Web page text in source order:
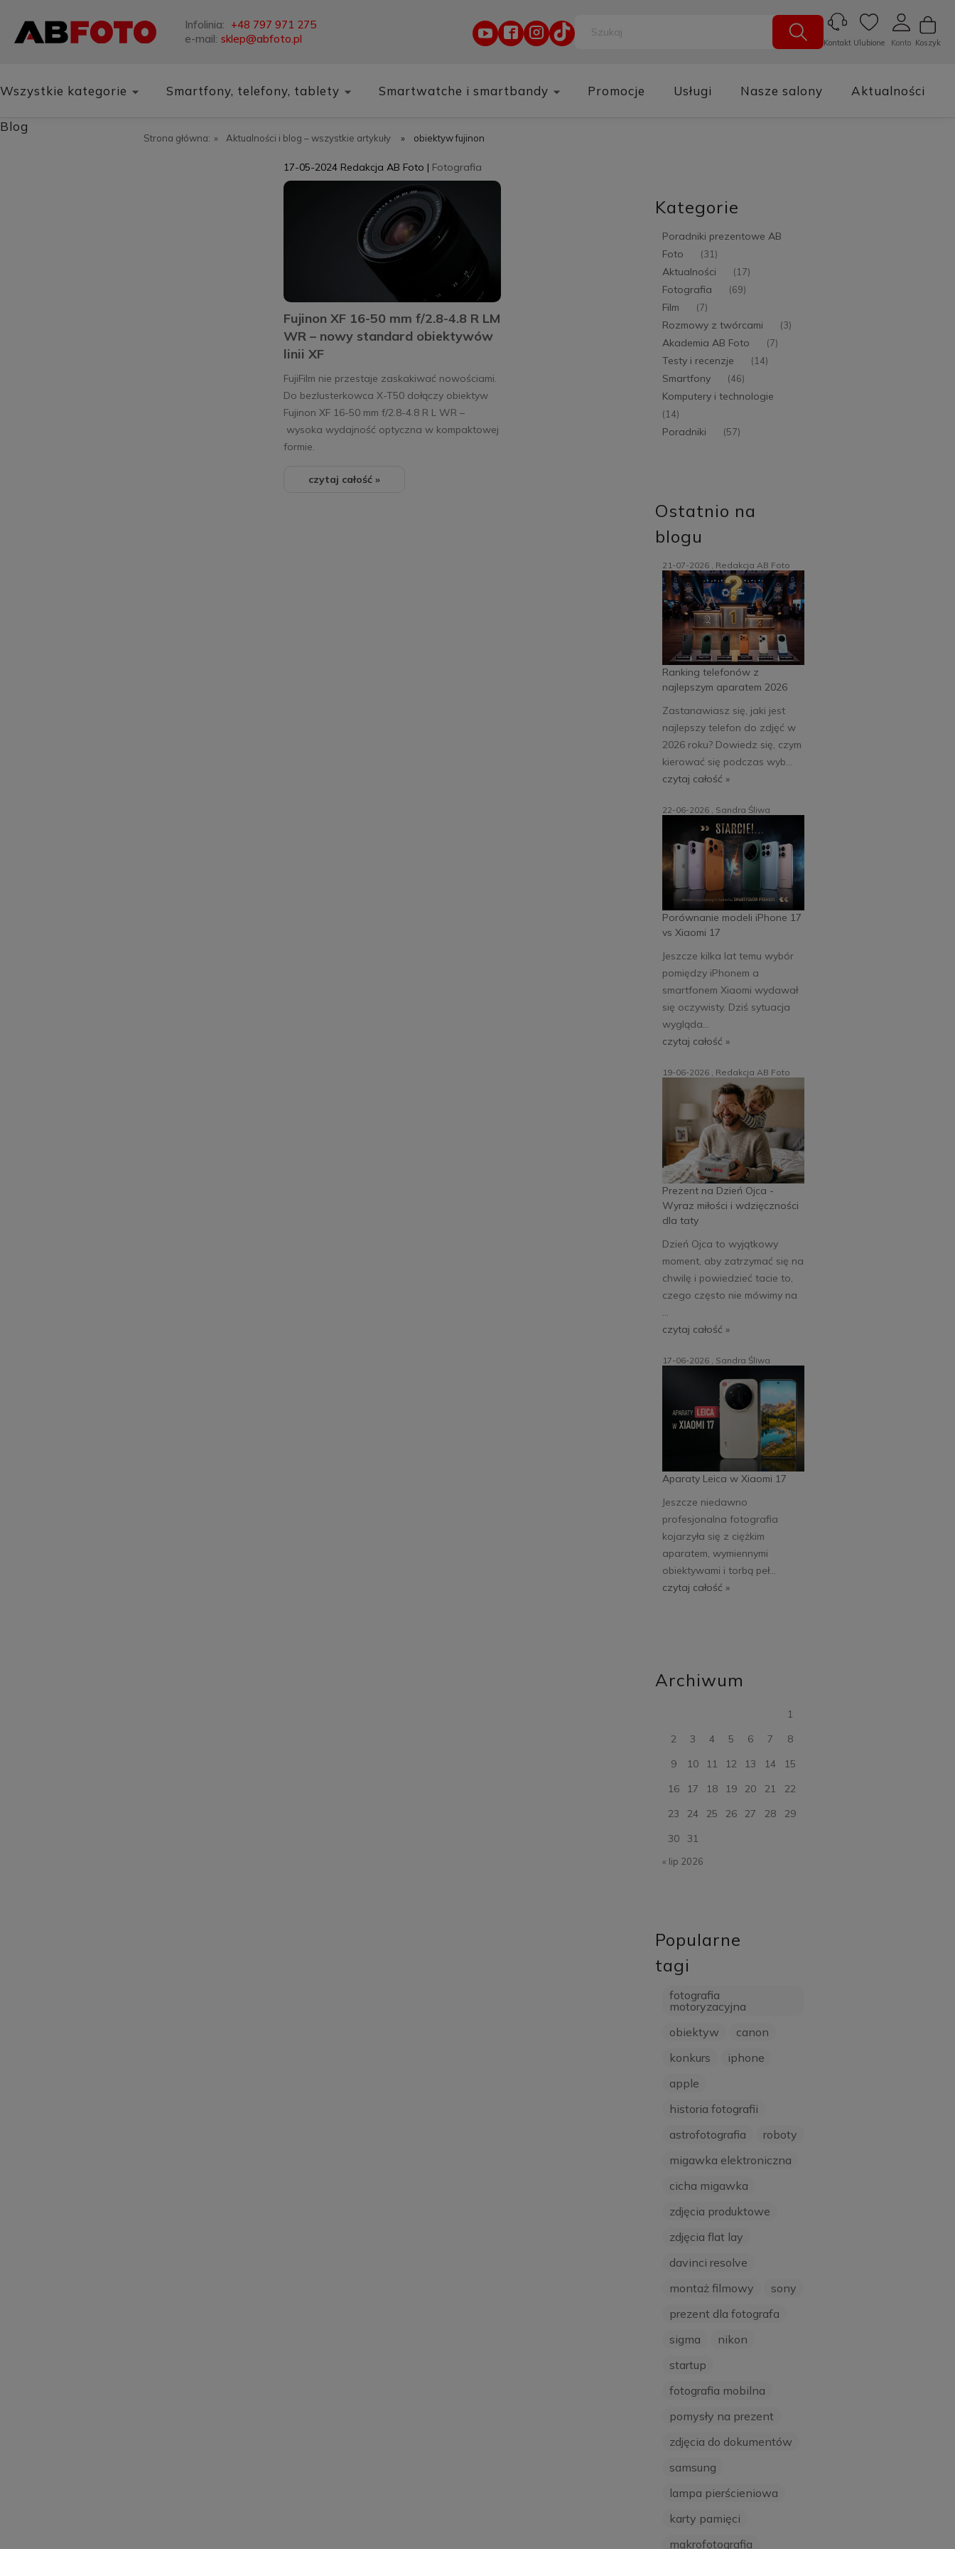
Infolinia: +48 797 971 275
e-mail: sklep@abfoto.pl Koszyk
Konto
Ulubione
Kontakt
Wszystkie kategorie Smartfony, telefony, tablety Smartwatche i smartbandy Promocje Usługi Nasze salony Aktualności
Blog
Strona główna: » Aktualności i blog – wszystkie artykuły » obiektyw fujinon
Fujinon XF 16-50 mm f/2.8-4.8 R LM
WR – nowy standard obiektywów
linii XF
17-05-2024 Redakcja AB Foto | Fotografia
FujiFilm nie przestaje zaskakiwać nowościami.
Do bezlusterkowca X-T50 dołączy obiektyw
Fujinon XF 16-50 mm f/2.8-4.8 R L WR –
wysoka wydajność optyczna w kompaktowej
formie.
czytaj całość »
Kategorie
Poradniki prezentowe AB
Foto
(31)
Aktualności (17)
Fotografia (69)
Film (7)
Rozmowy z twórcami (3)
Akademia AB Foto (7)
Testy i recenzje (14)
Smartfony (46)
Komputery i technologie
(14)
Poradniki (57)
Ostatnio na
blogu
Ranking telefonów z
najlepszym aparatem 2026
21-07-2026 , Redakcja AB Foto
Zastanawiasz się, jaki jest
najlepszy telefon do zdjęć w
2026 roku? Dowiedz się, czym
kierować się podczas wyb...
czytaj całość »
Porównanie modeli iPhone 17
vs Xiaomi 17
22-06-2026 , Sandra Śliwa
Jeszcze kilka lat temu wybór
pomiędzy iPhonem a
smartfonem Xiaomi wydawał
się oczywisty. Dziś sytuacja
wygląda...
czytaj całość »
Prezent na Dzień Ojca -
Wyraz miłości i wdzięczności
dla taty
19-06-2026 , Redakcja AB Foto
Dzień Ojca to wyjątkowy
moment, aby zatrzymać się na
chwilę i powiedzieć tacie to,
czego często nie mówimy na
...
czytaj całość »
Aparaty Leica w Xiaomi 17
17-06-2026 , Sandra Śliwa
Jeszcze niedawno
profesjonalna fotografia
kojarzyła się z ciężkim
aparatem, wymiennymi
obiektywami i torbą peł...
czytaj całość »
Archiwum
1
2
3 4 5 6 7
8
9
10 11 12 13 14
15
16
17 18 19 20 21
22
23
24 25 26 27 28
29
30
31
« lip 2026
Popularne
tagi
fotografia
motoryzacyjna
obiektyw
canon
konkurs
iphone
apple
historia fotografii
astrofotografia
roboty
migawka elektroniczna
cicha migawka
zdjęcia produktowe
zdjęcia flat lay
davinci resolve
montaż filmowy
sony
prezent dla fotografa
sigma
nikon
startup
fotografia mobilna
pomysły na prezent
zdjęcia do dokumentów
samsung
lampa pierścieniowa
karty pamięci
makrofotografia